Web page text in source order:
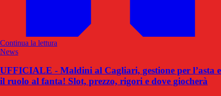
Continua la lettura
News
UFFICIALE - Maldini al Cagliari, gestione per l’asta e
il ruolo al fanta! Slot, prezzo, rigori e dove giocherà